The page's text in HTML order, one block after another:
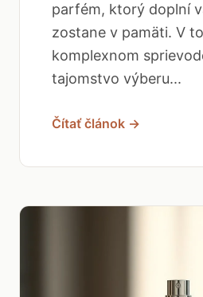
parfém, ktorý doplní
zostane v pamäti. V
komplexnom
tajomstvo výberu...
Čítať článok →